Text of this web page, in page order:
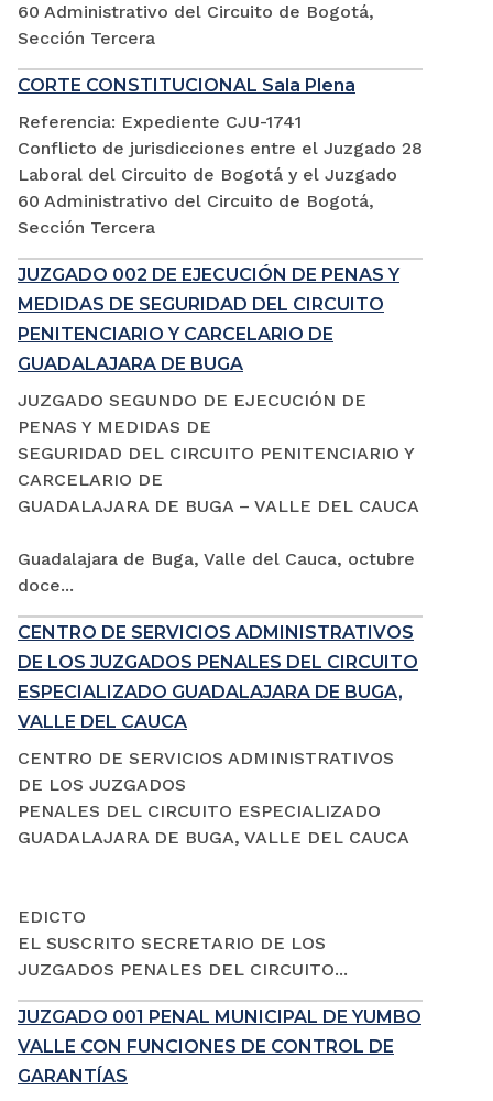
60 Administrativo del Circuito de Bogotá,
Sección Tercera
CORTE CONSTITUCIONAL Sala Plena
Referencia: Expediente CJU-1741
Conflicto de jurisdicciones entre el Juzgado 28
Laboral del Circuito de Bogotá y el Juzgado
60 Administrativo del Circuito de Bogotá,
Sección Tercera
JUZGADO 002 DE EJECUCIÓN DE PENAS Y
MEDIDAS DE SEGURIDAD DEL CIRCUITO
PENITENCIARIO Y CARCELARIO DE
GUADALAJARA DE BUGA
JUZGADO SEGUNDO DE EJECUCIÓN DE
PENAS Y MEDIDAS DE
SEGURIDAD DEL CIRCUITO PENITENCIARIO Y
CARCELARIO DE
GUADALAJARA DE BUGA – VALLE DEL CAUCA
Guadalajara de Buga, Valle del Cauca, octubre
doce...
CENTRO DE SERVICIOS ADMINISTRATIVOS
DE LOS JUZGADOS PENALES DEL CIRCUITO
ESPECIALIZADO GUADALAJARA DE BUGA,
VALLE DEL CAUCA
CENTRO DE SERVICIOS ADMINISTRATIVOS
DE LOS JUZGADOS
PENALES DEL CIRCUITO ESPECIALIZADO
GUADALAJARA DE BUGA, VALLE DEL CAUCA
EDICTO
EL SUSCRITO SECRETARIO DE LOS
JUZGADOS PENALES DEL CIRCUITO...
JUZGADO 001 PENAL MUNICIPAL DE YUMBO
VALLE CON FUNCIONES DE CONTROL DE
GARANTÍAS